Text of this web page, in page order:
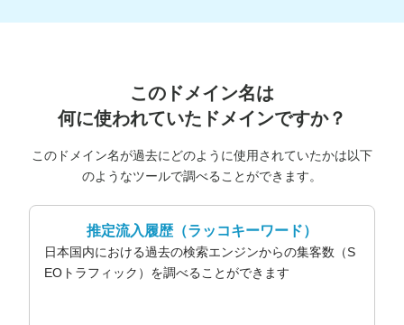
このドメイン名は
何に使われていたドメインですか？
このドメイン名が過去にどのように使用されていたかは以下
のようなツールで調べることができます。
推定流入履歴（ラッコキーワード）
日本国内における過去の検索エンジンからの集客数（S
EOトラフィック）を調べることができます